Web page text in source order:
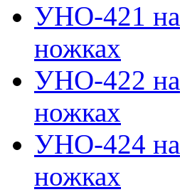
УНО-421 на
ножках
УНО-422 на
ножках
УНО-424 на
ножках